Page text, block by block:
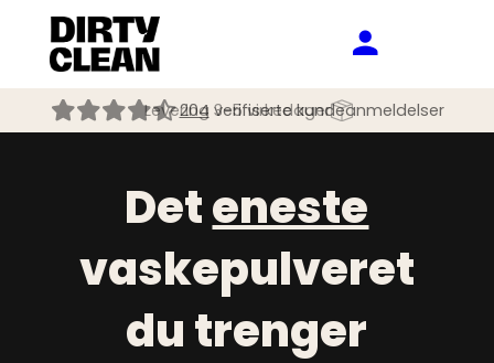
Levering 3-5 virkedager
Deteneste
vaskepulveret
du trenger